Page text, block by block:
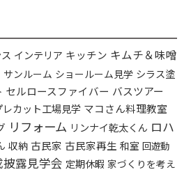
インテリア キッチン キムチ＆味噌
サンルーム ショールーム見学 シラス塗
セルロースファイバー バスツアー
レカット工場見学 マコさん料理教室
リフォーム リンナイ乾太くん ロハ
収納 古民家 古民家再生 和室 回遊動
披露見学会 定期休暇 家づくりを考え